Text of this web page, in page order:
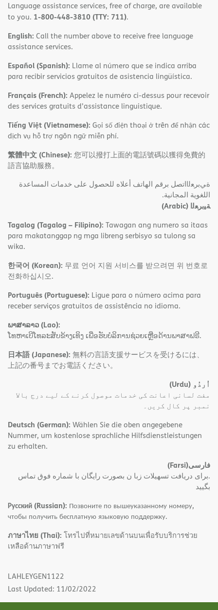
Language assistance services, free of charge, are available
to you. 1-800-448-3810 (TTY: 711).
English: Call the number above to receive free language
assistance services.
Español (Spanish): Llame al número que se indica arriba
para recibir servicios gratuitos de asistencia lingüística.
Français (French): Appelez le numéro ci-dessus pour recevoir
des services gratuits d'assistance linguistique.
Tiếng Việt (Vietnamese): Gọi số điện thoại ở trên để nhận các
dịch vụ hỗ trợ ngôn ngữ miễn phí.
繁體中文 (Chinese): 您可以撥打上面的電話號碼以獲得免費的
語言協助服務。
ةﻲﺑﺮﻌﻟااﺗﺼﻞ ﺑﺮﻗﻢ اﻟﮭﺎﺗﻒ أﻋﻼه ﻟﻠﺤﺼﻮل ﻋﻠﻰ ﺧﺪﻣﺎت اﻟﻤﺴﺎﻋﺪة
اﻟﻠﻐﻮﯾﺔ اﻟﻤﺠﺎﻧﯿﺔ.
ﺔﯿﺑﺮﻌﻟا (Arabic)
Tagalog (Tagalog – Filipino): Tawagan ang numero sa itaas
para makatanggap ng mga libreng serbisyo sa tulong sa
wika.
한국어 (Korean): 무료 언어 지원 서비스를 받으려면 위 번호로
전화하십시오.
Português (Portuguese): Ligue para o número acima para
receber serviços gratuitos de assistência no idioma.
ພາສາລາວ (Lao):
ໂທຫາເບີໂທລະສັບຂ້າງເທິງ ເພື່ອຮັບບໍລິການຊ່ວຍເຫຼືອດ້ານພາສາຟຣີ.
日本語 (Japanese): 無料の言語支援サービスを受けるには、
上記の番号までお電話ください。
اُردُو (Urdu)
مفت لسانی اعانت کی خدمات موصول کرنے کے لیے درج بالا
نمبر پر کال کریں۔
Deutsch (German): Wählen Sie die oben angegebene
Nummer, um kostenlose sprachliche Hilfsdienstleistungen
zu erhalten.
فارسی(Farsi)
.برای دریافت تسهیلات زبا ن بصورت رایگان با شماره فوق تماس
بگیید
Русский (Russian): Позвоните по вышеуказанному номеру,
чтобы получить бесплатную языковую поддержку.
ภาษาไทย (Thai): โทรไปที่หมายเลขด้านบนเพื่อรับบริการช่วย
เหลือด้านภาษาฟรี
LAHLEYGEN1122
Last Updated: 11/02/2022